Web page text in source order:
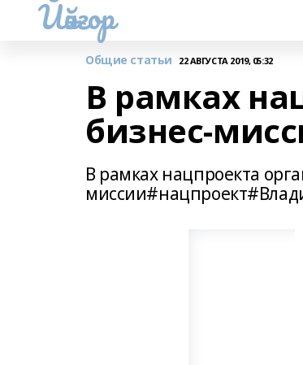
Йәйғор
Общие статьи 22 АВГУСТА 2019, 05:32
В рамках
бизнес-
В рамках нацпроекта